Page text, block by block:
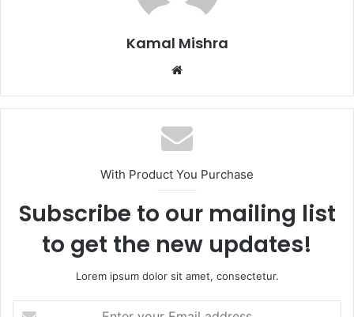
Kamal Mishra
Website
With Product You Purchase
Subscribe to our mailing list
to get the new updates!
Lorem ipsum dolor sit amet, consectetur.